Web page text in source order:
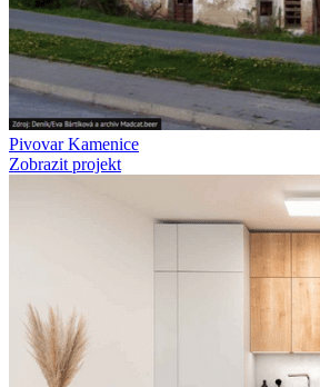
Pivovar Kamenice
Zobrazit projekt